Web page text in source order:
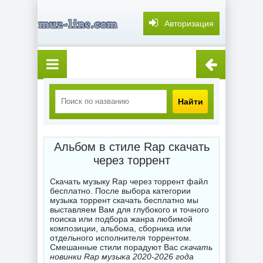
Авторизация
Найти
Альбом в стиле Rap скачать
через торрент
Скачать музыку Rap через торрент файл
бесплатно. После выбора категории
музыка торрент скачать бесплатно мы
выставляем Вам для глубокого и точного
поиска или подбора жанра любимой
композиции, альбома, сборника или
отдельного исполнителя торрентом.
Смешанные стили порадуют Вас скачать
новинки Rap музыка 2020-2026 года